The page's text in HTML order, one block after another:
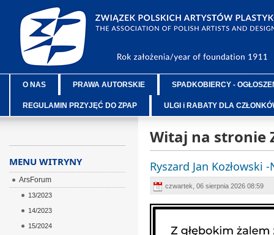
O NAS PRAWA AUTORSKIE SPADKOBIERCY -
REGULAMIN PRZYJĘĆ DO ZPAP ULGI i RABATY DLA
Witaj na stronie
Ryszard Jan Kozłowski
czwartek, 06 sierpnia 2026 08:59
MENU WITRYNY
ArsForum
13/2023
14/2023
15/2024